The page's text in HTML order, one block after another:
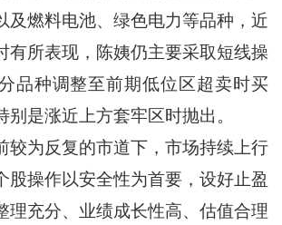
及燃料电池、绿色电力等品种，近
有所表现，陈姨仍主要采取短线操
品种调整至前期低位区超卖时买
别是涨近上方套牢区时抛出。
较为反复的市道下，市场持续上行
股操作以安全性为首要，设好止盈
理充分、业绩成长性高、估值合理